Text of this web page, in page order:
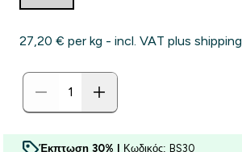
27,20 €‎ per kg - incl. VAT plus shipping.
Έκπτωση 30% | Κωδικός: BS30